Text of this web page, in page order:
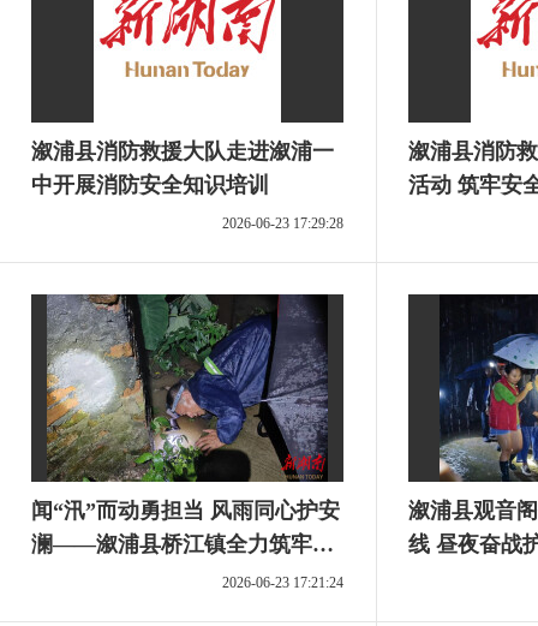
溆浦县消防救援大队走进溆浦一
中开展消防安全知识培训
2026-06-23 17:29:28
溆浦县消防
活动 筑牢安
闻“汛”而动勇担当 风雨同心护安
澜——溆浦县桥江镇全力筑牢防
2026-06-23 17:21:24
溆浦县观音
线 昼夜奋战